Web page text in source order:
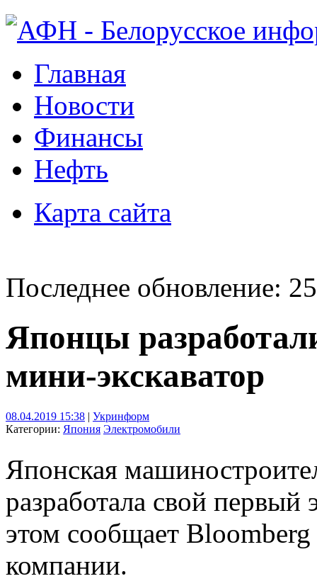
Главная
Новости
Финансы
Нефть
Карта сайта
Последнее обновление:
Японцы
мини-экскаватор
08.04.2019 15:38 | Укринформ
Категории: Япония Электромобили
Японская
разработала свой первый
этом сообщает Bloomberg
компании.